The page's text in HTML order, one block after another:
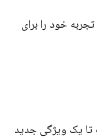
خود را برای
تا یک ویژگی جدید